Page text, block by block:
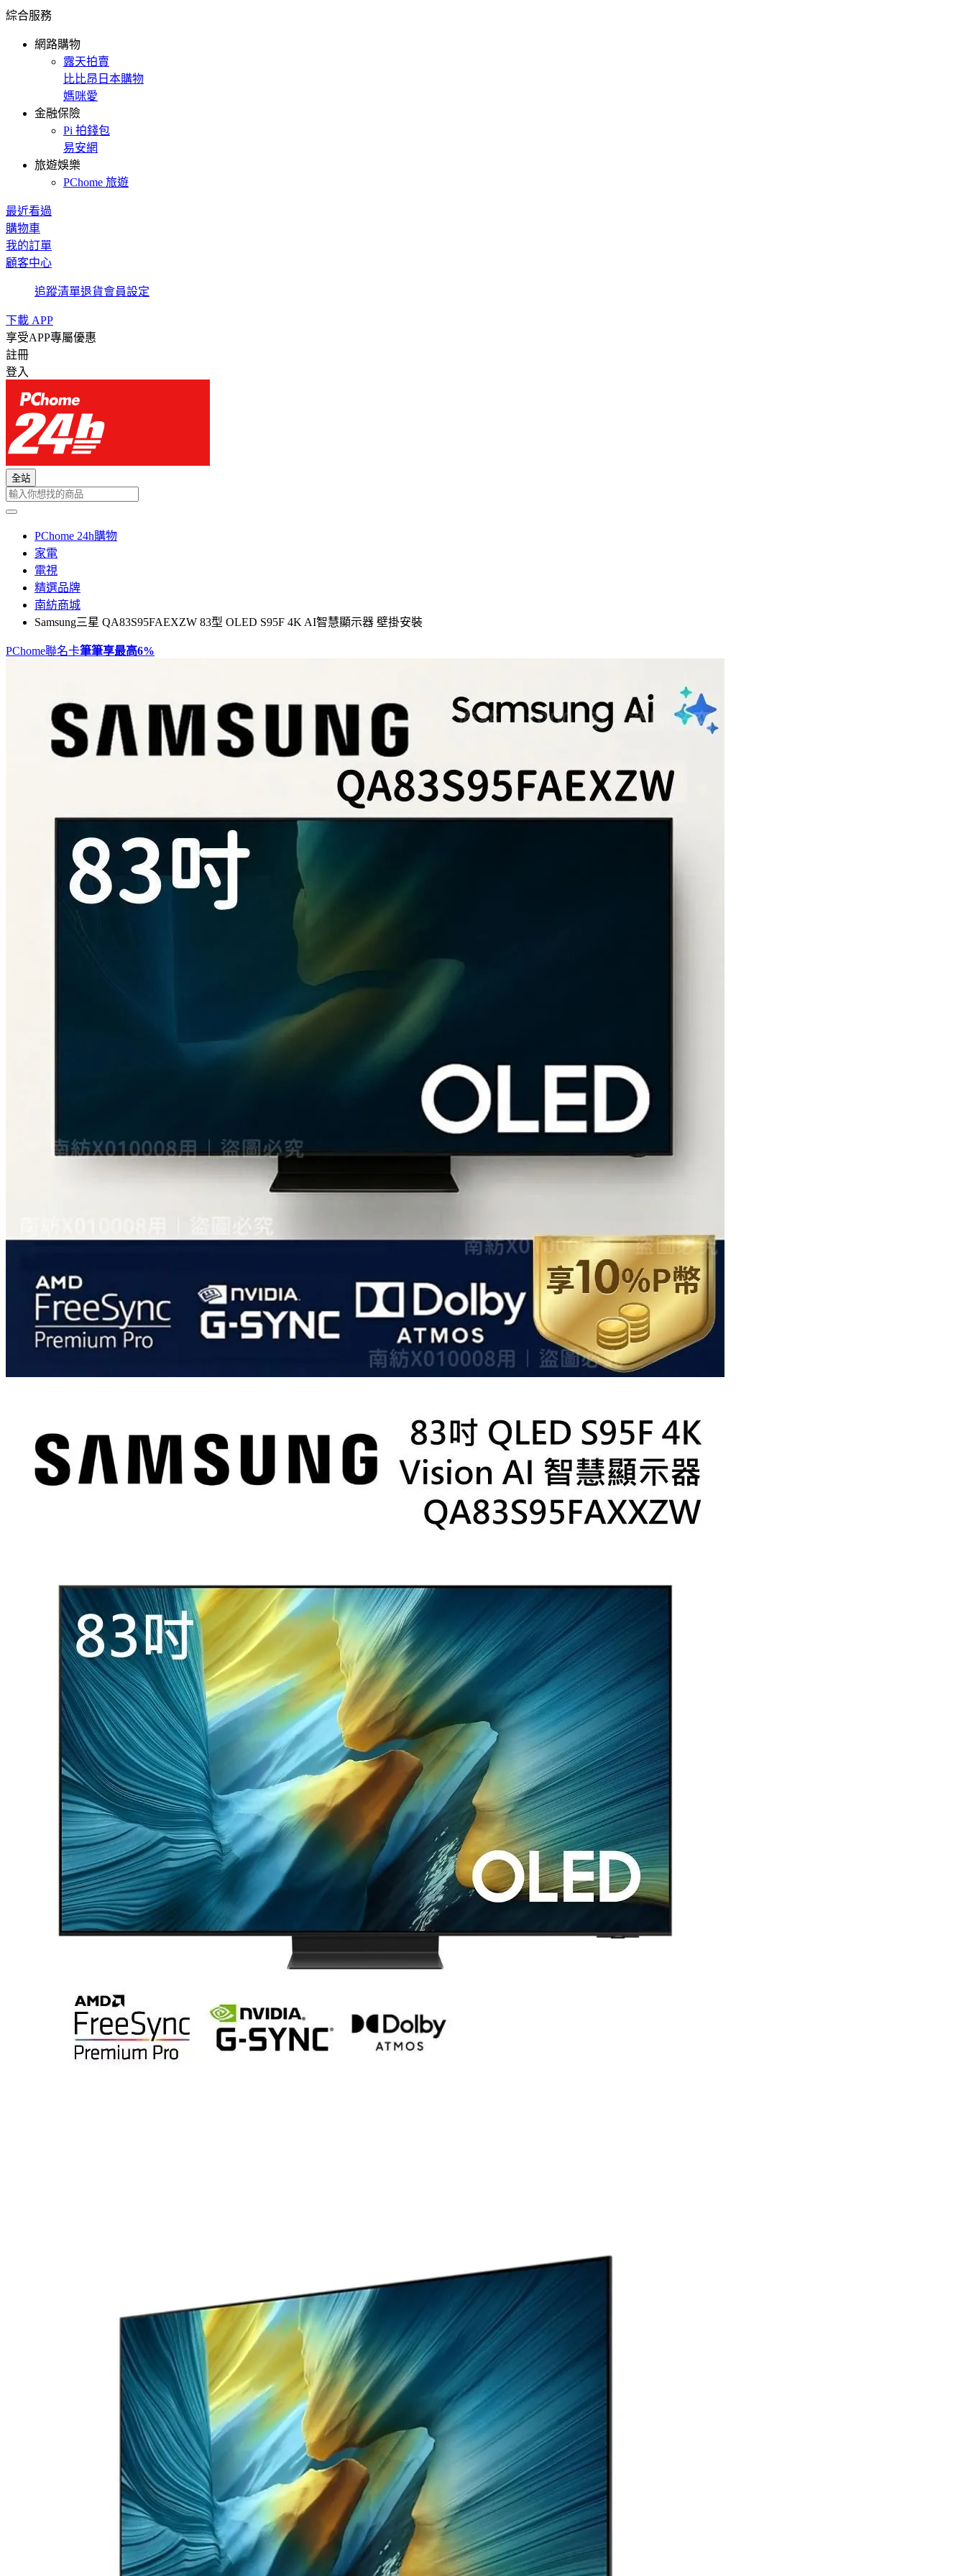
綜合服務
網路購物
露天拍賣
比比昂日本購物
媽咪愛
金融保險
Pi 拍錢包
易安網
旅遊娛樂
PChome 旅遊
最近看過
購物車
我的訂單
顧客中心
追蹤清單退貨會員設定
下載 APP
享受APP專屬優惠
註冊
登入
全站
PChome 24h購物
家電
電視
精選品牌
南紡商城
Samsung三星 QA83S95FAEXZW 83型 OLED S95F 4K AI智慧顯示器 壁掛安裝
PChome聯名卡筆筆享最高6%